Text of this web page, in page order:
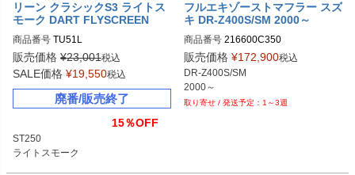
リーン クラシックS3 ライトス
モーク DART FLYSCREEN
商品番号 TU51L
販売価格 ¥23,001税込
SALE価格 ¥19,550税込
廃番/販売終了
15％OFF
ST250
ライトスモーク
フルエキゾーストマフラー スズ
キ DR-Z400S/SM 2000～
商品番号 216600C350
販売価格 ¥172,900税込
DR-Z400S/SM
2000～
1～3週